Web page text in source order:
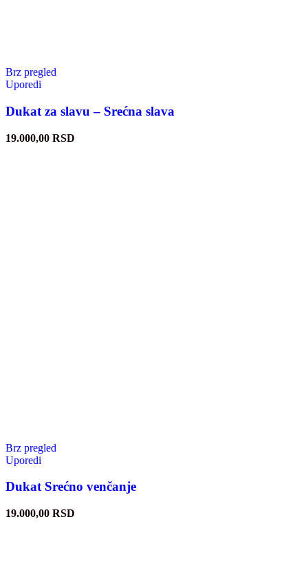
Brz pregled
Uporedi
Dukat za slavu – Srećna slava
19.000,00 RSD
Brz pregled
Uporedi
Dukat Srećno venčanje
19.000,00 RSD